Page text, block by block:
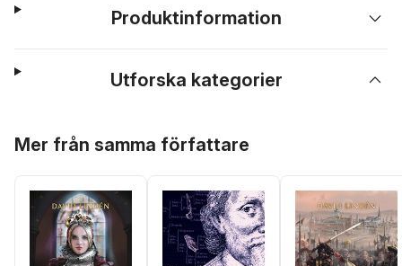
Produktinformation
Utforska kategorier
Mer från samma författare